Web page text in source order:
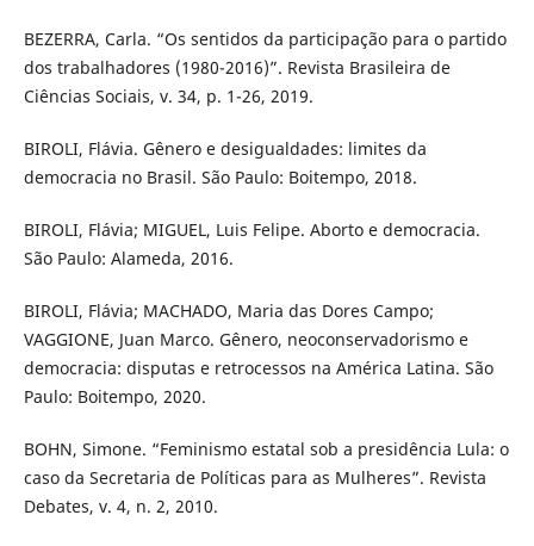
BEZERRA, Carla. “Os sentidos da participação para o partido
dos trabalhadores (1980-2016)”. Revista Brasileira de
Ciências Sociais, v. 34, p. 1-26, 2019.
BIROLI, Flávia. Gênero e desigualdades: limites da
democracia no Brasil. São Paulo: Boitempo, 2018.
BIROLI, Flávia; MIGUEL, Luis Felipe. Aborto e democracia.
São Paulo: Alameda, 2016.
BIROLI, Flávia; MACHADO, Maria das Dores Campo;
VAGGIONE, Juan Marco. Gênero, neoconservadorismo e
democracia: disputas e retrocessos na América Latina. São
Paulo: Boitempo, 2020.
BOHN, Simone. “Feminismo estatal sob a presidência Lula: o
caso da Secretaria de Políticas para as Mulheres”. Revista
Debates, v. 4, n. 2, 2010.